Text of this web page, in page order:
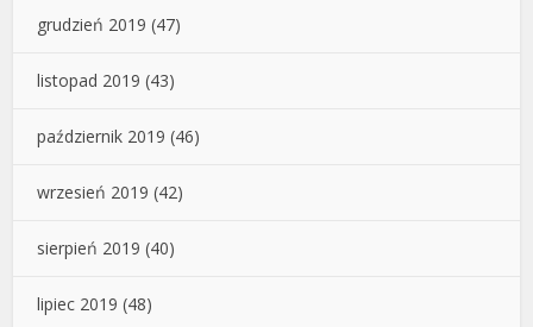
grudzień 2019 (47)
listopad 2019 (43)
październik 2019 (46)
wrzesień 2019 (42)
sierpień 2019 (40)
lipiec 2019 (48)